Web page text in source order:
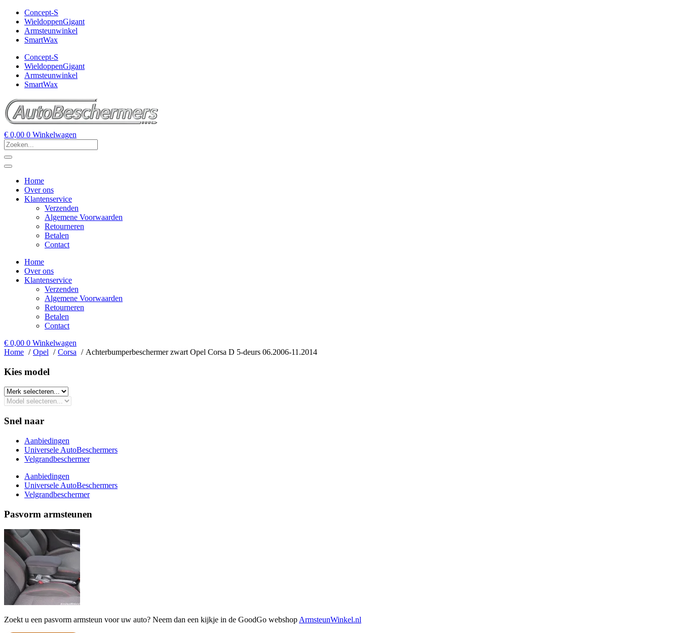
Concept-S
WieldoppenGigant
Armsteunwinkel
SmartWax
Concept-S
WieldoppenGigant
Armsteunwinkel
SmartWax
€ 0,00 0 Winkelwagen
Home
Over ons
Klantenservice
Verzenden
Algemene Voorwaarden
Retourneren
Betalen
Contact
Home
Over ons
Klantenservice
Verzenden
Algemene Voorwaarden
Retourneren
Betalen
Contact
€ 0,00 0 Winkelwagen
Home
Opel Corsa Achterbumperbeschermer zwart Opel Corsa D 5-deurs 06.2006-11.2014
Kies model​
Snel naar
Aanbiedingen
Universele AutoBeschermers
Velgrandbeschermer
Aanbiedingen
Universele AutoBeschermers
Velgrandbeschermer
Pasvorm armsteunen
Zoekt u een pasvorm armsteun voor uw auto? Neem dan een kijkje in de GoodGo webshop ArmsteunWinkel.nl